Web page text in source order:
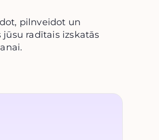
pilnveidot un
radītais izskatās